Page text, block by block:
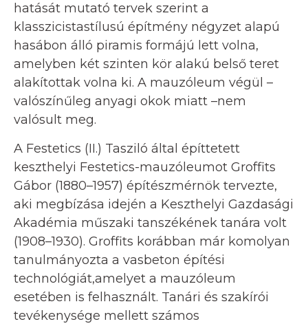
hatását mutató tervek szerint a
klasszicistastílusú építmény négyzet alapú
hasábon álló piramis formájú lett volna,
amelyben két szinten kör alakú belső teret
alakítottak volna ki. A mauzóleum végül –
valószínűleg anyagi okok miatt –nem
valósult meg.
A Festetics (II.) Tasziló által építtetett
keszthelyi Festetics-mauzóleumot Groffits
Gábor (1880–1957) építészmérnök tervezte,
aki megbízása idején a Keszthelyi Gazdasági
Akadémia műszaki tanszékének tanára volt
(1908–1930). Groffits korábban már komolyan
tanulmányozta a vasbeton építési
technológiát,amelyet a mauzóleum
esetében is felhasznált. Tanári és szakírói
tevékenysége mellett számos